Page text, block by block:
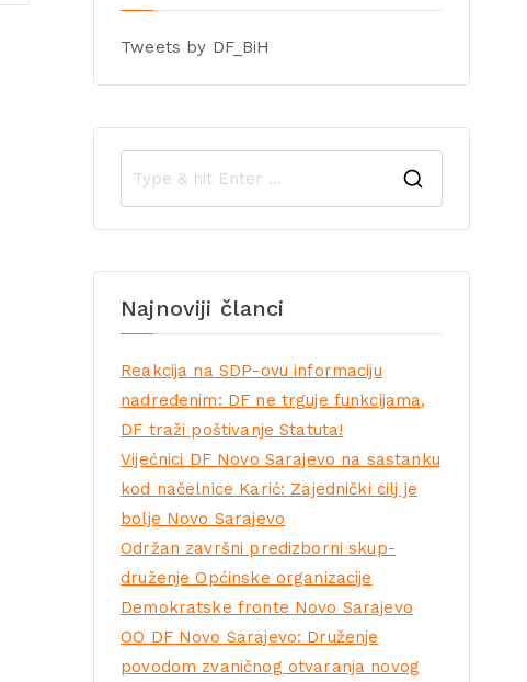
Tweets by DF_BiH
Najnoviji članci
Reakcija na SDP-ovu informaciju
nadređenim: DF ne trguje funkcijama,
DF traži poštivanje Statuta!
Vijećnici DF Novo Sarajevo na sastanku
kod načelnice Karić: Zajednički cilj je
bolje Novo Sarajevo
Održan završni predizborni skup-
druženje Općinske organizacije
Demokratske fronte Novo Sarajevo
OO DF Novo Sarajevo: Druženje
povodom zvaničnog otvaranja novog